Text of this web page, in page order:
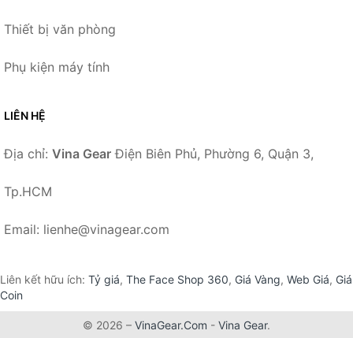
Thiết bị văn phòng
Phụ kiện máy tính
LIÊN HỆ
Địa chỉ: Vina Gear Điện Biên Phủ, Phường 6, Quận 3,
Tp.HCM
Email: lienhe@vinagear.com
Liên kết hữu ích: Tỷ giá, The Face Shop 360, Giá Vàng, Web Giá, Giá
Coin
© 2026 – VinaGear.Com - Vina Gear.